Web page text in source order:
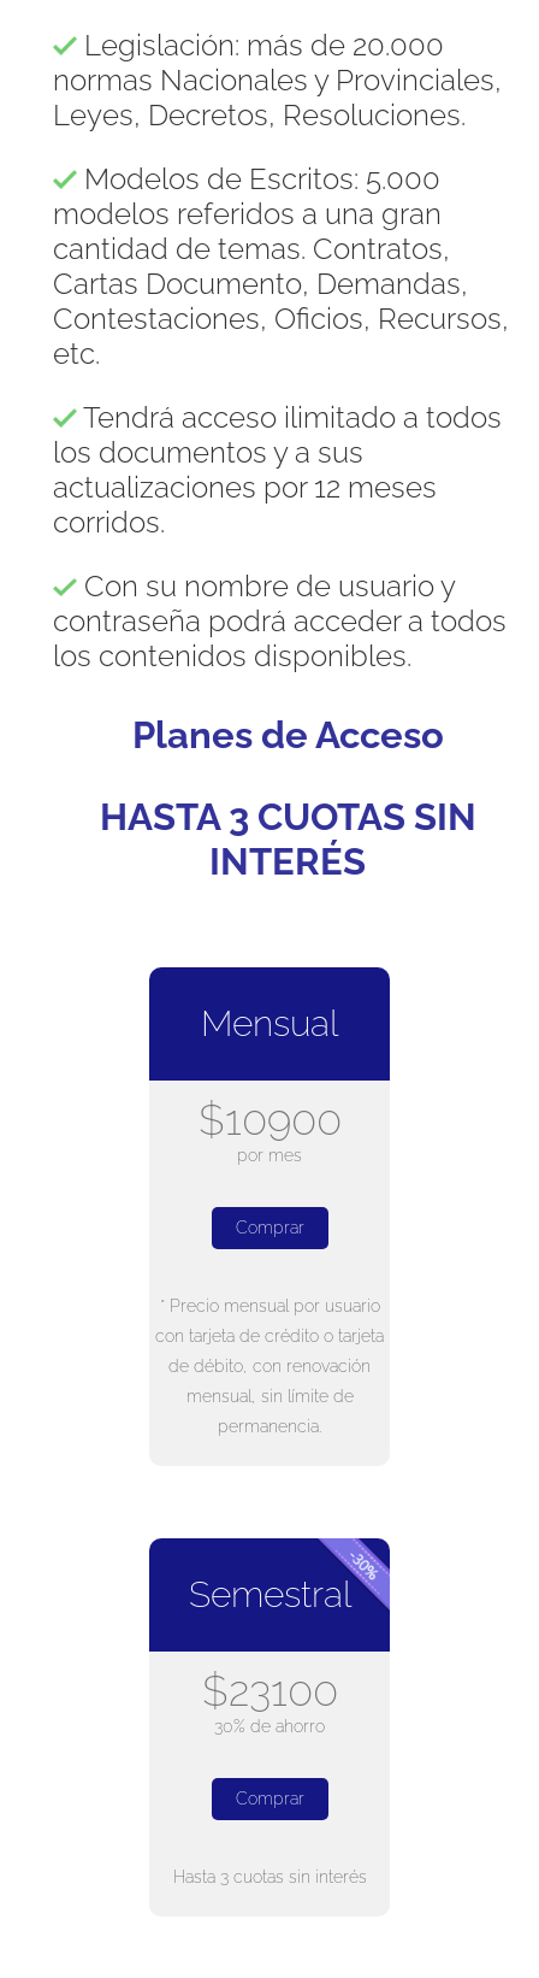
Legislación: más de 20.000
normas Nacionales y Provinciales,
Leyes, Decretos, Resoluciones.
Modelos de Escritos: 5.000
modelos referidos a una gran
cantidad de temas. Contratos,
Cartas Documento, Demandas,
Contestaciones, Oficios, Recursos,
etc.
Tendrá acceso ilimitado a todos
los documentos y a sus
actualizaciones por 12 meses
corridos.
Con su nombre de usuario y
contraseña podrá acceder a todos
los contenidos disponibles.
Planes de Acceso
HASTA 3 CUOTAS SIN
INTERÉS
Mensual
$10900
por mes
Comprar
* Precio mensual por usuario
con tarjeta de crédito o tarjeta
de débito, con renovación
mensual, sin límite de
permanencia.
Semestral
$23100
30% de ahorro
Comprar
Hasta 3 cuotas sin interés